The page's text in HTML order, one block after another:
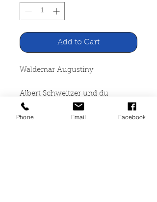
Add to Cart
Waldemar Augustiny
Albert Schweitzer und du
Bertelsmann Lesering Gütersloh,
Phone Email Facebook